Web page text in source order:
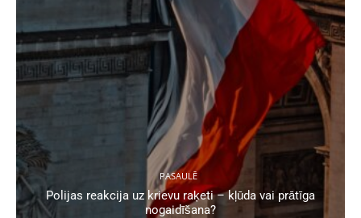
PASAULĒ
Polijas reakcija uz krievu raķeti – kļūda vai prātīga
nogaidīšana?